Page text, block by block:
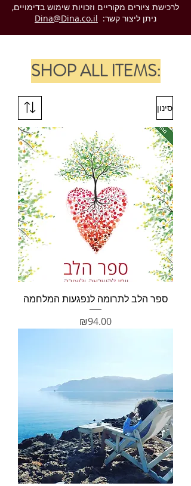
לרכישת ציורים מקוריים וזכויות שימוש בדימויים,
ניתן ליצור קשר: Dina@Dina.co.il
SHOP ALL ITEMS:
סינון
ספר הלב לתרומה לנפגעות המלחמה
מחיר
₪94.00